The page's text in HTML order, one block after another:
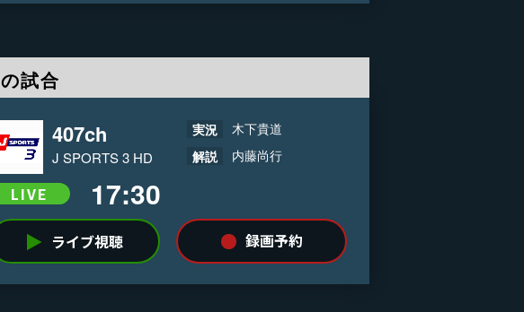
の試合
407ch
J SPORTS 3 HD
LIVE 17:30
実況
木下貴道
解説
内藤尚行
ライブ視聴 録画予約